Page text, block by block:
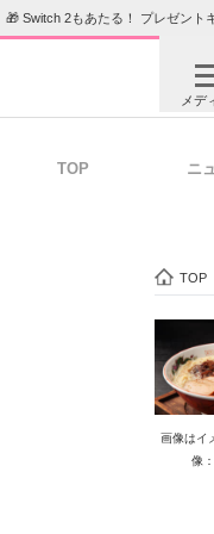
🎁 Switch 2もあたる！ プレゼント
メデ
TOP ニ
TOP
画像はイ
像